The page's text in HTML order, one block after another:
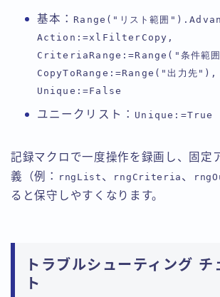
基本： Range("リスト範囲
Action:=xlFilterCopy,
CriteriaRange:=Range("条件範
CopyToRange:=Range("出力先"),
Unique:=False
ユニークリスト： Unique:=True
記録マクロで一度操作を録画し、固定
義（例：
rngList 、 rngCriteria 、
ると保守しやすくなります。
トラブルシューティング チ
ト